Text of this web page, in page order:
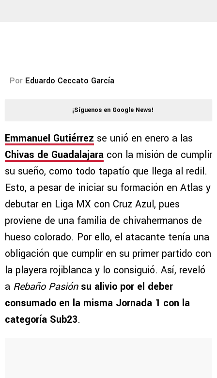
Por Eduardo Ceccato García
¡Síguenos en Google News!
Emmanuel Gutiérrez se unió en enero a las
Chivas de Guadalajara con la misión de cumplir
su sueño, como todo tapatío que llega al redil.
Esto, a pesar de iniciar su formación en Atlas y
debutar en Liga MX con Cruz Azul, pues
proviene de una familia de chivahermanos de
hueso colorado. Por ello, el atacante tenía una
obligación que cumplir en su primer partido con
la playera rojiblanca y lo consiguió. Así, reveló
a Rebaño Pasión su alivio por el deber
consumado en la misma Jornada 1 con la
categoría Sub23.